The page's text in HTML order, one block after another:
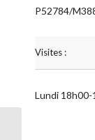
P52784/
Visites :
Lundi 18h00-